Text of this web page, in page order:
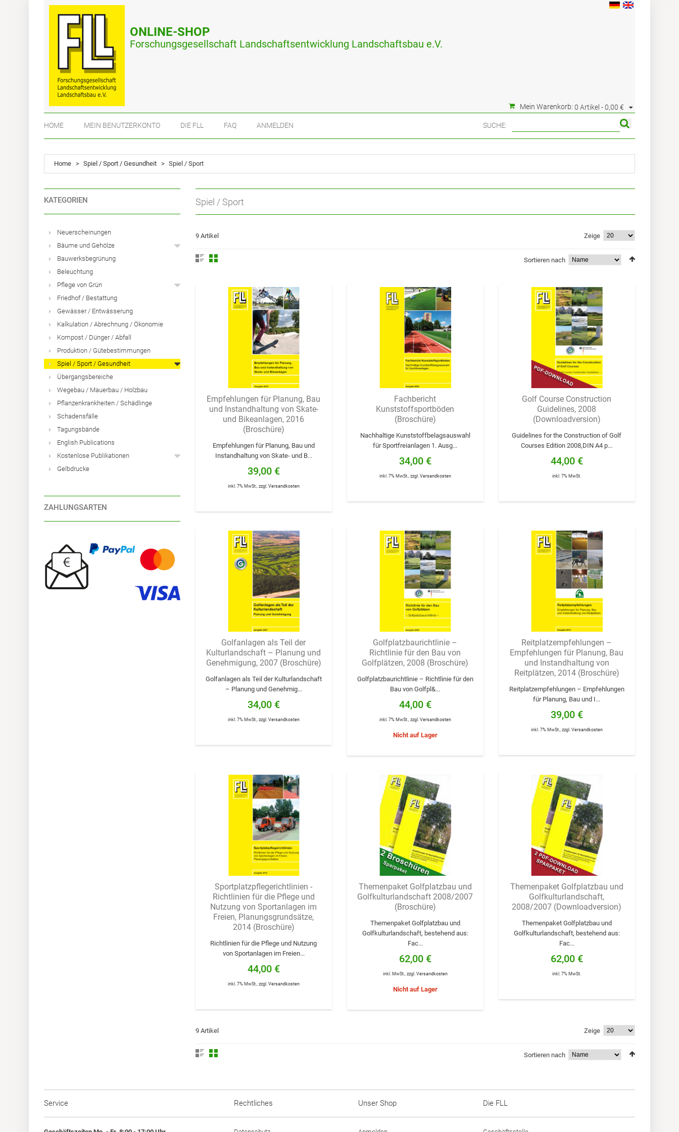
ONLINE-SHOP
Forschungsgesellschaft Landschaftsentwicklung Landschaftsbau e.V.
Mein Warenkorb: 0 Artikel -0,00 €
HOME MEIN BENUTZERKONTO DIE FLL FAQ ANMELDEN SUCHE:
Home > Spiel / Sport / Gesundheit > Spiel / Sport
Spiel / Sport
9 Artikel Zeige
Sortieren nach
Empfehlungen für Planung, Bau
und Instandhaltung von Skate-
und Bikeanlagen, 2016
(Broschüre)
Empfehlungen für Planung, Bau und
Instandhaltung von Skate- und B...
39,00 €
inkl. 7% MwSt., zzgl. Versandkosten
Fachbericht
Kunststoffsportböden
(Broschüre)
Nachhaltige Kunststoffbelagsauswahl
für Sportfreianlagen 1. Ausg...
34,00 €
inkl. 7% MwSt., zzgl. Versandkosten
Golf Course Construction
Guidelines, 2008
(Downloadversion)
Guidelines for the Construction of Golf
Courses Edition 2008,DIN A4 p...
44,00 €
inkl. 7% MwSt.
Golfanlagen als Teil der
Kulturlandschaft – Planung und
Genehmigung, 2007 (Broschüre)
Golfanlagen als Teil der Kulturlandschaft
– Planung und Genehmig...
34,00 €
inkl. 7% MwSt., zzgl. Versandkosten
Golfplatzbaurichtlinie –
Richtlinie für den Bau von
Golfplätzen, 2008 (Broschüre)
Golfplatzbaurichtlinie – Richtlinie für den
Bau von Golfpl&...
44,00 €
inkl. 7% MwSt., zzgl. Versandkosten
Nicht auf Lager
Reitplatzempfehlungen –
Empfehlungen für Planung, Bau
und Instandhaltung von
Reitplätzen, 2014 (Broschüre)
Reitplatzempfehlungen – Empfehlungen
für Planung, Bau und I...
39,00 €
inkl. 7% MwSt., zzgl. Versandkosten
Sportplatzpflegerichtlinien -
Richtlinien für die Pflege und
Nutzung von Sportanlagen im
Freien, Planungsgrundsätze,
2014 (Broschüre)
Richtlinien für die Pflege und Nutzung
von Sportanlagen im Freien...
44,00 €
inkl. 7% MwSt., zzgl. Versandkosten
Themenpaket Golfplatzbau und
Golfkulturlandschaft 2008/2007
(Broschüre)
Themenpaket Golfplatzbau und
Golfkulturlandschaft, bestehend aus:
Fac...
62,00 €
inkl. MwSt., zzgl. Versandkosten
Nicht auf Lager
Themenpaket Golfplatzbau und
Golfkulturlandschaft,
2008/2007 (Downloadversion)
Themenpaket Golfplatzbau und
Golfkulturlandschaft, bestehend aus:
Fac...
62,00 €
inkl. 7% MwSt.
9 Artikel Zeige
Sortieren nach
KATEGORIEN
Neuerscheinungen
Bäume und Gehölze
Bauwerksbegrünung
Beleuchtung
Pflege von Grün
Friedhof / Bestattung
Gewässer / Entwässerung
Kalkulation / Abrechnung / Ökonomie
Kompost / Dünger / Abfall
Produktion / Gütebestimmungen
Spiel / Sport / Gesundheit
Übergangsbereiche
Wegebau / Mauerbau / Holzbau
Pflanzenkrankheiten / Schädlinge
Schadensfälle
Tagungsbände
English Publications
Kostenlose Publikationen
Gelbdrucke
ZAHLUNGSARTEN
Service Rechtliches Unser Shop Die FLL